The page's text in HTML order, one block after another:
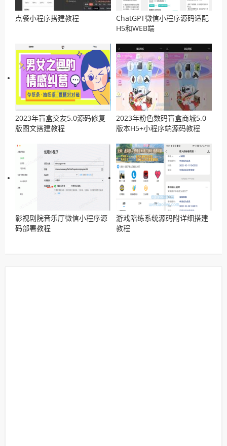
点餐小程序搭建教程
ChatGPT微信小程序源码适配
H5和WEB端
2023年盲盒交友5.0源码修复
版图文搭建教程
2023年粉色数码盲盒商城5.0
版本H5+小程序端源码教程
影视剧院音乐厅微信小程序源
码部署教程
游戏陪练系统源码附详细搭建
教程